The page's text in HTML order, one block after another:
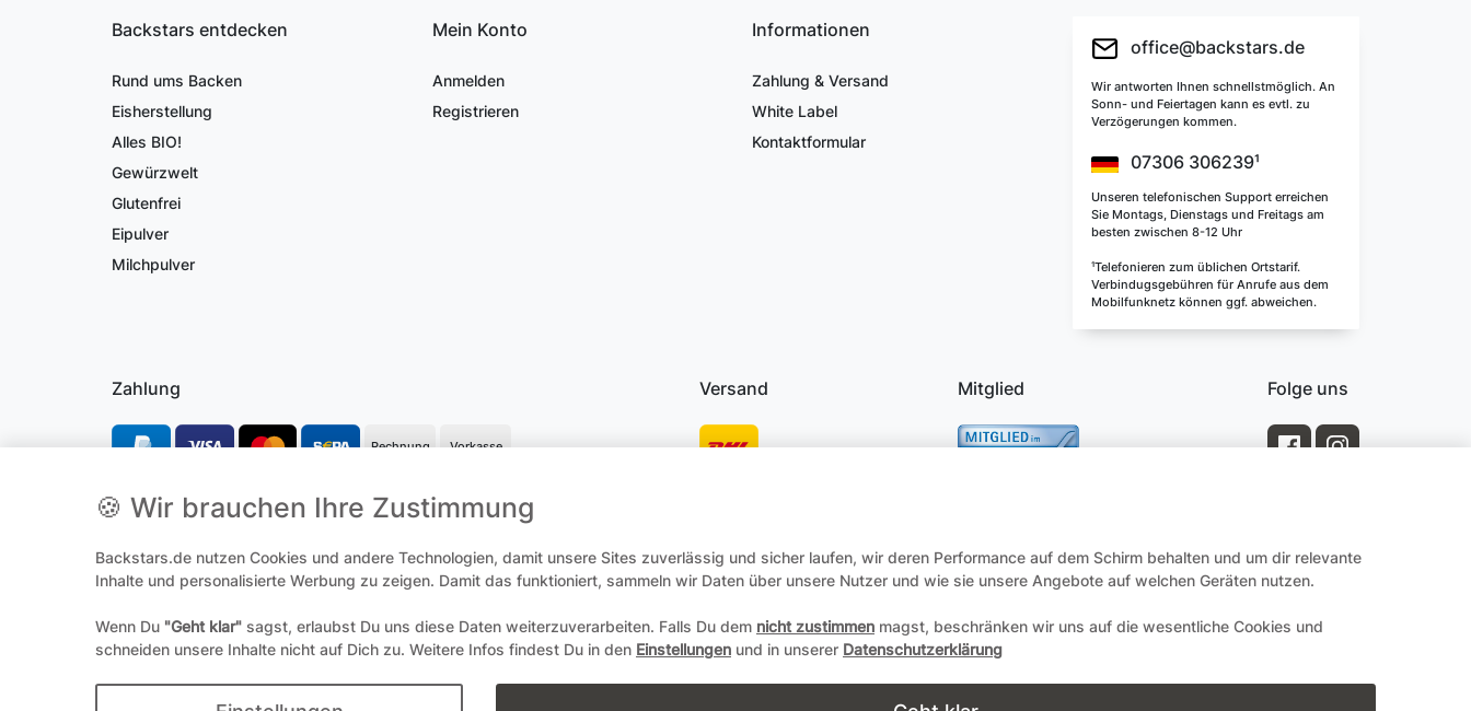
Backstars entdecken
Rund ums Backen
Eisherstellung
Alles BIO!
Gewürzwelt
Glutenfrei
Eipulver
Milchpulver
Mein Konto
Anmelden
Registrieren
Informationen
Zahlung & Versand
White Label
Kontaktformular
office@backstars.de
Wir antworten Ihnen schnellstmöglich. An
Sonn- und Feiertagen kann es evtl. zu
Verzögerungen kommen.
07306 306239¹
Unseren telefonischen Support erreichen
Sie Montags, Dienstags und Freitags am
besten zwischen 8-12 Uhr
¹Telefonieren zum üblichen Ortstarif.
Verbindugsgebühren für Anrufe aus dem
Mobilfunknetz können ggf. abweichen.
Zahlung
Rechnung Vorkasse
Versand Mitglied Folge uns
**Hierbei handelt es sich um ein Pflichtfeld
Widerrufs­recht Zum Online-Widerruf Daten­schutz­erklärung AGB Impressum
© Copyright 2004-2026 durch Andreas Zöllner. Alle Rechte vorbehalten.
🍪 Wir brauchen Ihre Zustimmung
Backstars.de nutzen Cookies und andere Technologien, damit unsere Sites zuverlässig und sicher laufen, wir deren Performance auf dem Schirm behalten und um dir relevante
Inhalte und personalisierte Werbung zu zeigen. Damit das funktioniert, sammeln wir Daten über unsere Nutzer und wie sie unsere Angebote auf welchen Geräten nutzen.
Wenn Du "Geht klar" sagst, erlaubst Du uns diese Daten weiterzuverarbeiten. Falls Du dem nicht zustimmen magst, beschränken wir uns auf die wesentliche Cookies und
schneiden unsere Inhalte nicht auf Dich zu. Weitere Infos findest Du in den Einstellungen und in unserer Datenschutzerklärung